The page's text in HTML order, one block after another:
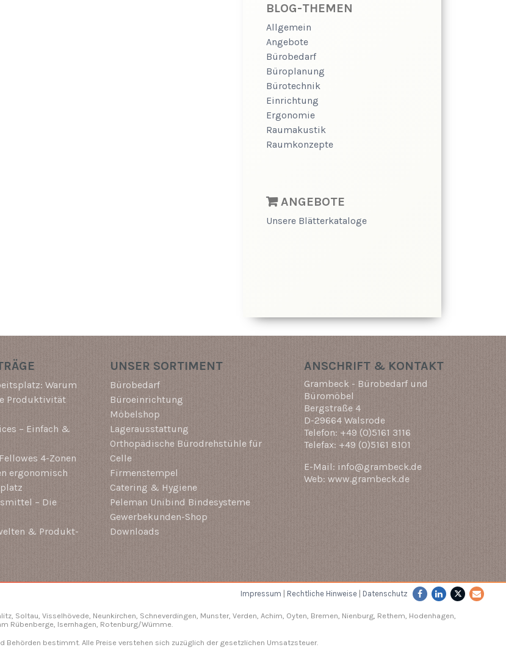
BLOG-THEMEN
Allgemein
Angebote
Bürobedarf
Büroplanung
Bürotechnik
Einrichtung
Ergonomie
Raumakustik
Raumkonzepte
ANGEBOTE
Unsere Blätterkataloge
Warum
Produktivität
– Einfach &
4-Zonen
ergonomisch
– Die
& Produkt-
UNSER SORTIMENT
Bürobedarf
Büroeinrichtung
Möbelshop
Lagerausstattung
Orthopädische Bürodrehstühle für
Celle
Firmenstempel
Catering & Hygiene
Peleman Unibind Bindesysteme
Gewerbekunden-Shop
Downloads
ANSCHRIFT & KONTAKT
Grambeck - Bürobedarf und
Büromöbel
Bergstraße 4
D-29664 Walsrode
Telefon: +49 (0)5161 3116
Telefax: +49 (0)5161 8101
E-Mail: info@grambeck.de
Web: www.grambeck.de
Impressum | Rechtliche Hinweise | Datenschutz
Soltau , Visselhövede, Neunkirchen, Schneverdingen , Munster, Verden , Achim, Oyten, Bremen, Nienburg, Rethem, Hodenhagen,
Rübenberge, Isernhagen, Rotenburg/Wümme
bestimmt. Alle Preise verstehen sich zuzüglich der gesetzlichen Umsatzsteuer.